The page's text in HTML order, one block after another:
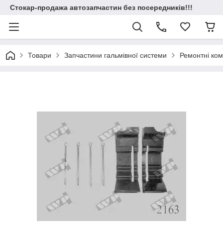
Стокар-продажа автозапчастин без посередників!!!
Товари Запчастини гальмівної системи Ремонтні